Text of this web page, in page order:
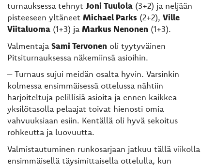
turnauksessa tehnyt Joni Tuulola (3+2) ja neljään
pisteeseen yltäneet Michael Parks (2+2), Ville
Viitaluoma (1+3) ja Markus Nenonen (1+3).
Valmentaja Sami Tervonen oli tyytyväinen
Pitsiturnauksessa näkemiinsä asioihin.
– Turnaus sujui meidän osalta hyvin. Varsinkin
kolmessa ensimmäisessä ottelussa nähtiin
harjoiteltuja pelillisiä asioita ja ennen kaikkea
yksilötasolla pelaajat toivat hienosti omia
vahvuuksiaan esiin. Kentällä oli hyvä sekoitus
rohkeutta ja luovuutta.
Valmistautuminen runkosarjaan jatkuu tällä viikolla
ensimmäisellä täysimittaisella ottelulla, kun